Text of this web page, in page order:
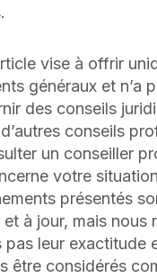
vise à offrir
généraux et n’a
des conseils
conseils
un conseiller
votre
présentés
à jour, mais nous
pas leur exactitude
être considérés